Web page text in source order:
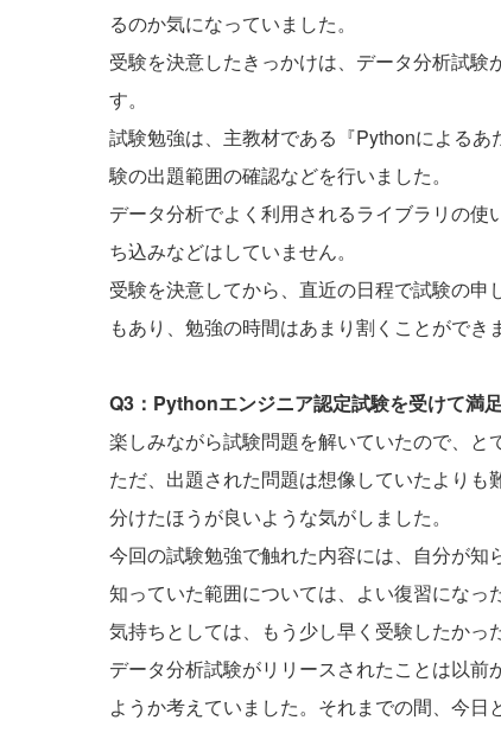
るのか気になっていました。
受験を決意したきっかけは、データ分析試
す。
試験勉強は、主教材である『Pythonによる
験の出題範囲の確認などを行いました。
データ分析でよく利用されるライブラリの
ち込みなどはしていません。
受験を決意してから、直近の日程で試験の
もあり、勉強の時間はあまり割くことができ
Q3：Pythonエンジニア認定試験を受けて満
楽しみながら試験問題を解いていたので、と
ただ、出題された問題は想像していたより
分けたほうが良いような気がしました。
今回の試験勉強で触れた内容には、自分が知
知っていた範囲については、よい復習になっ
気持ちとしては、もう少し早く受験したかっ
データ分析試験がリリースされたことは以
ようか考えていました。それまでの間、今日